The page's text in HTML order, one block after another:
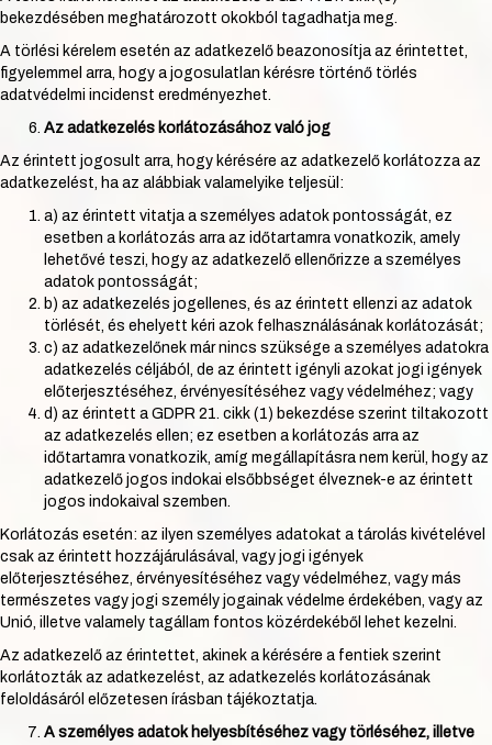
bekezdésében meghatározott okokból tagadhatja meg.
A törlési kérelem esetén az adatkezelő beazonosítja az érintettet,
figyelemmel arra, hogy a jogosulatlan kérésre történő törlés
adatvédelmi incidenst eredményezhet.
Az adatkezelés korlátozásához való jog
Az érintett jogosult arra, hogy kérésére az adatkezelő korlátozza az
adatkezelést, ha az alábbiak valamelyike teljesül:
a) az érintett vitatja a személyes adatok pontosságát, ez
esetben a korlátozás arra az időtartamra vonatkozik, amely
lehetővé teszi, hogy az adatkezelő ellenőrizze a személyes
adatok pontosságát;
b) az adatkezelés jogellenes, és az érintett ellenzi az adatok
törlését, és ehelyett kéri azok felhasználásának korlátozását;
c) az adatkezelőnek már nincs szüksége a személyes adatokra
adatkezelés céljából, de az érintett igényli azokat jogi igények
előterjesztéséhez, érvényesítéséhez vagy védelméhez; vagy
d) az érintett a GDPR 21. cikk (1) bekezdése szerint tiltakozott
az adatkezelés ellen; ez esetben a korlátozás arra az
időtartamra vonatkozik, amíg megállapításra nem kerül, hogy az
adatkezelő jogos indokai elsőbbséget élveznek-e az érintett
jogos indokaival szemben.
Korlátozás esetén: az ilyen személyes adatokat a tárolás kivételével
csak az érintett hozzájárulásával, vagy jogi igények
előterjesztéséhez, érvényesítéséhez vagy védelméhez, vagy más
természetes vagy jogi személy jogainak védelme érdekében, vagy az
Unió, illetve valamely tagállam fontos közérdekéből lehet kezelni.
Az adatkezelő az érintettet, akinek a kérésére a fentiek szerint
korlátozták az adatkezelést, az adatkezelés korlátozásának
feloldásáról előzetesen írásban tájékoztatja.
A személyes adatok helyesbítéséhez vagy törléséhez, illetve